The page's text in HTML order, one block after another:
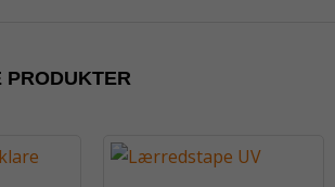
PRODUKTER